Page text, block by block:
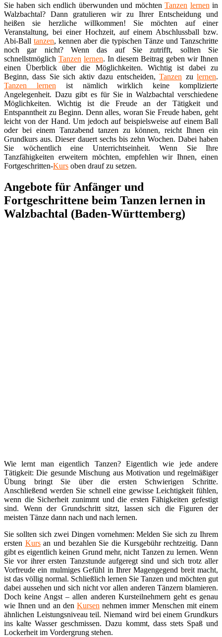
Sie haben sich endlich überwunden und möchtenTanzen lernen in
Walzbachtal? Dann gratulieren wir zu Ihrer Entscheidung und
heißen sie herzliche willkommen! Sie möchten auf einer
Veranstaltung, bei einer Hochzeit, auf einem Abschlussball bzw.
Abi-Balltanzen, kennen aber die typischen Tänze und Tanzschritte
noch gar nicht? Wenn das auf Sie zutrifft, sollten Sie
schnellstmöglich Tanzen lernen. In diesem Beitrag geben wir Ihnen
einen Überblick über die Möglichkeiten. Wichtig ist dabei zu
Beginn, dass Sie sich aktiv dazu entscheiden,Tanzen zulernen.
Tanzen lernen ist nämlich wirklich keine komplizierte
Angelegenheit. Dazu gibt es für Sie in Walzbachtal verschiedene
Möglichkeiten. Wichtig ist die Freude an der Tätigkeit und
Entspanntheit zu Beginn. Denn alles, woran Sie Freude haben, geht
leicht von der Hand. Um jedoch auf beispielsweise auf einem Ball
oder bei einem Tanzabend tanzen zu können, reicht Ihnen ein
Grundkurs aus. Dieser dauert sechs bis zehn Wochen. Dabei haben
Sie wöchentlich eine Unterrichtseinheit. Wenn Sie Ihre
Tanzfähigkeiten erweitern möchten, empfehlen wir Ihnen, einen
Fortgeschritten-Kurs oben drauf zu setzen.
Angebote für Anfänger und
Fortgeschrittene beim Tanzen lernen in
Walzbachtal (Baden-Württemberg)
Wie lernt man eigentlich Tanzen? Eigentlich wie jede andere
Tätigkeit: Die gesunde Mischung aus Motivation und regelmäßiger
Übung bringt Sie über die ersten Schwierigen Schritte.
Anschließend werden Sie schnell eine gewisse Leichtigkeit fühlen,
wenn die Sicherheit zunimmt und die ersten Fähigkeiten gefestigt
sind. Wenn der Grundschritt sitzt, lassen sich die Figuren der
meisten Tänze dann nach und nach lernen.
Sie sollten sich zwei Dingen vornehmen: Melden Sie sich zu Ihrem
ersten Kursan und bezahlen Sie die Kursgebühr rechtzeitig. Dann
gibt es eigentlich keinen Grund mehr, nicht Tanzen zu lernen. Wenn
Sie vor ihrer ersten Tanzstunde aufgeregt sind und sich trotz aller
Vorfreude ein mulmiges Gefühl in Ihrer Magengegend breit macht,
ist das völlig normal. Schließlich lernen Sie Tanzen und möchten gut
dabei aussehen und sich nicht vor allen anderen Tänzern blamieren.
Doch keine Angst – allen anderen Kursteilnehmern geht es genau
wie Ihnen und an den Kursen nehmen immer Menschen mit einem
ähnlichen Leistungsniveau teil. Niemand wird bei einem Grundkurs
ins kalte Wasser geschmissen. Dazu kommt, dass stets Spaß und
Lockerheit im Vordergrung stehen.